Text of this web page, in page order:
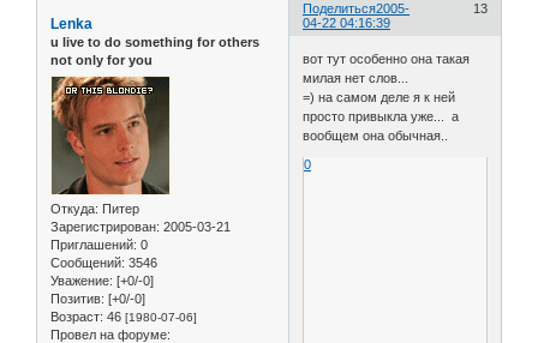
Поделиться 13
2005-
04-22 04:16:39
Lenka
u live to do something for others
not only for you
Откуда: Питер
Зарегистрирован: 2005-03-21
Приглашений: 0
Сообщений: 3546
Уважение: [+0/-0]
Позитив: [+0/-0]
Возраст: 46 [1980-07-06]
Провел на форуме:
вот тут особенно она такая
милая нет слов...
=) на самом деле я к ней
просто привыкла уже... а
вообщем она обычная..
0